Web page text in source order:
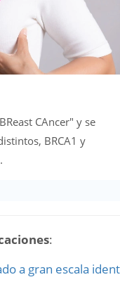
CAncer" y se
BRCA1 y
:
a gran escala